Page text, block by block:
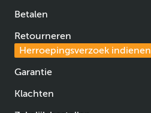
Betalen
Retourneren
Herroepingsverzoek indienen
Garantie
Klachten